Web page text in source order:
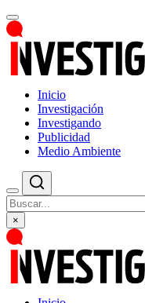
Inicio
Investigación
Investigando
Publicidad
Medio Ambiente
×